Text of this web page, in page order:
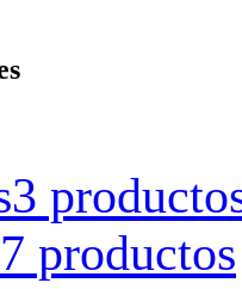
3
7 productos